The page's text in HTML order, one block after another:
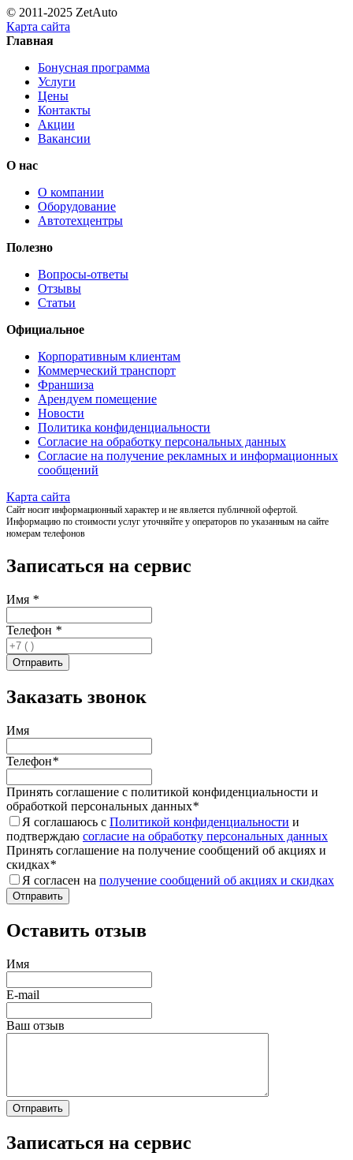
© 2011-2025 ZetAuto
Карта сайта
Главная
Бонусная программа
Услуги
Цены
Контакты
Акции
Вакансии
О нас
О компании
Оборудование
Автотехцентры
Полезно
Вопросы-ответы
Отзывы
Статьи
Официальное
Корпоративным клиентам
Коммерческий транспорт
Франшиза
Арендуем помещение
Новости
Политика конфиденциальности
Согласие на обработку персональных данных
Согласие на получение рекламных и информационных
сообщений
Карта сайта
Сайт носит информационный характер и не является публичной офертой.
Информацию по стоимости услуг уточняйте у операторов по указанным на сайте
номерам телефонов
Записаться на сервис
Имя *
Телефон *
Заказать звонок
Имя
Телефон*
Принять соглашение с политикой конфиденциальности и
обработкой персональных данных*
Я соглашаюсь с Политикой конфиденциальности и
подтверждаю согласие на обработку персональных данных
Принять соглашение на получение сообщений об акциях и
скидках*
Я согласен на получение сообщений об акциях и скидках
Оставить отзыв
Имя
E-mail
Ваш отзыв
Записаться на сервис